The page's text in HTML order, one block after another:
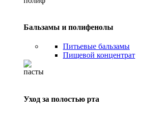
Бальзамы и полифенолы
Питьевые бальзамы
Пищевой концентрат
Уход за полостью рта